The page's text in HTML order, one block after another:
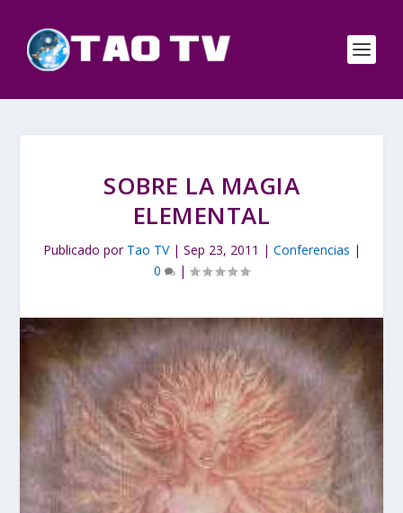
SOBRE LA MAGIA
ELEMENTAL
Publicado por Tao TV| Sep 23, 2011 | Conferencias |
0
|